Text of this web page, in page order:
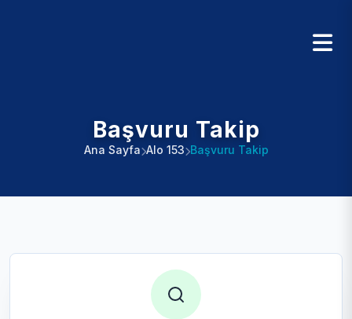
Başvuru Takip
Ana Sayfa Alo 153 Başvuru Takip